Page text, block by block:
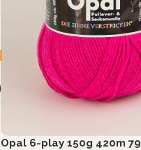
Opal 6-play 150g 420m